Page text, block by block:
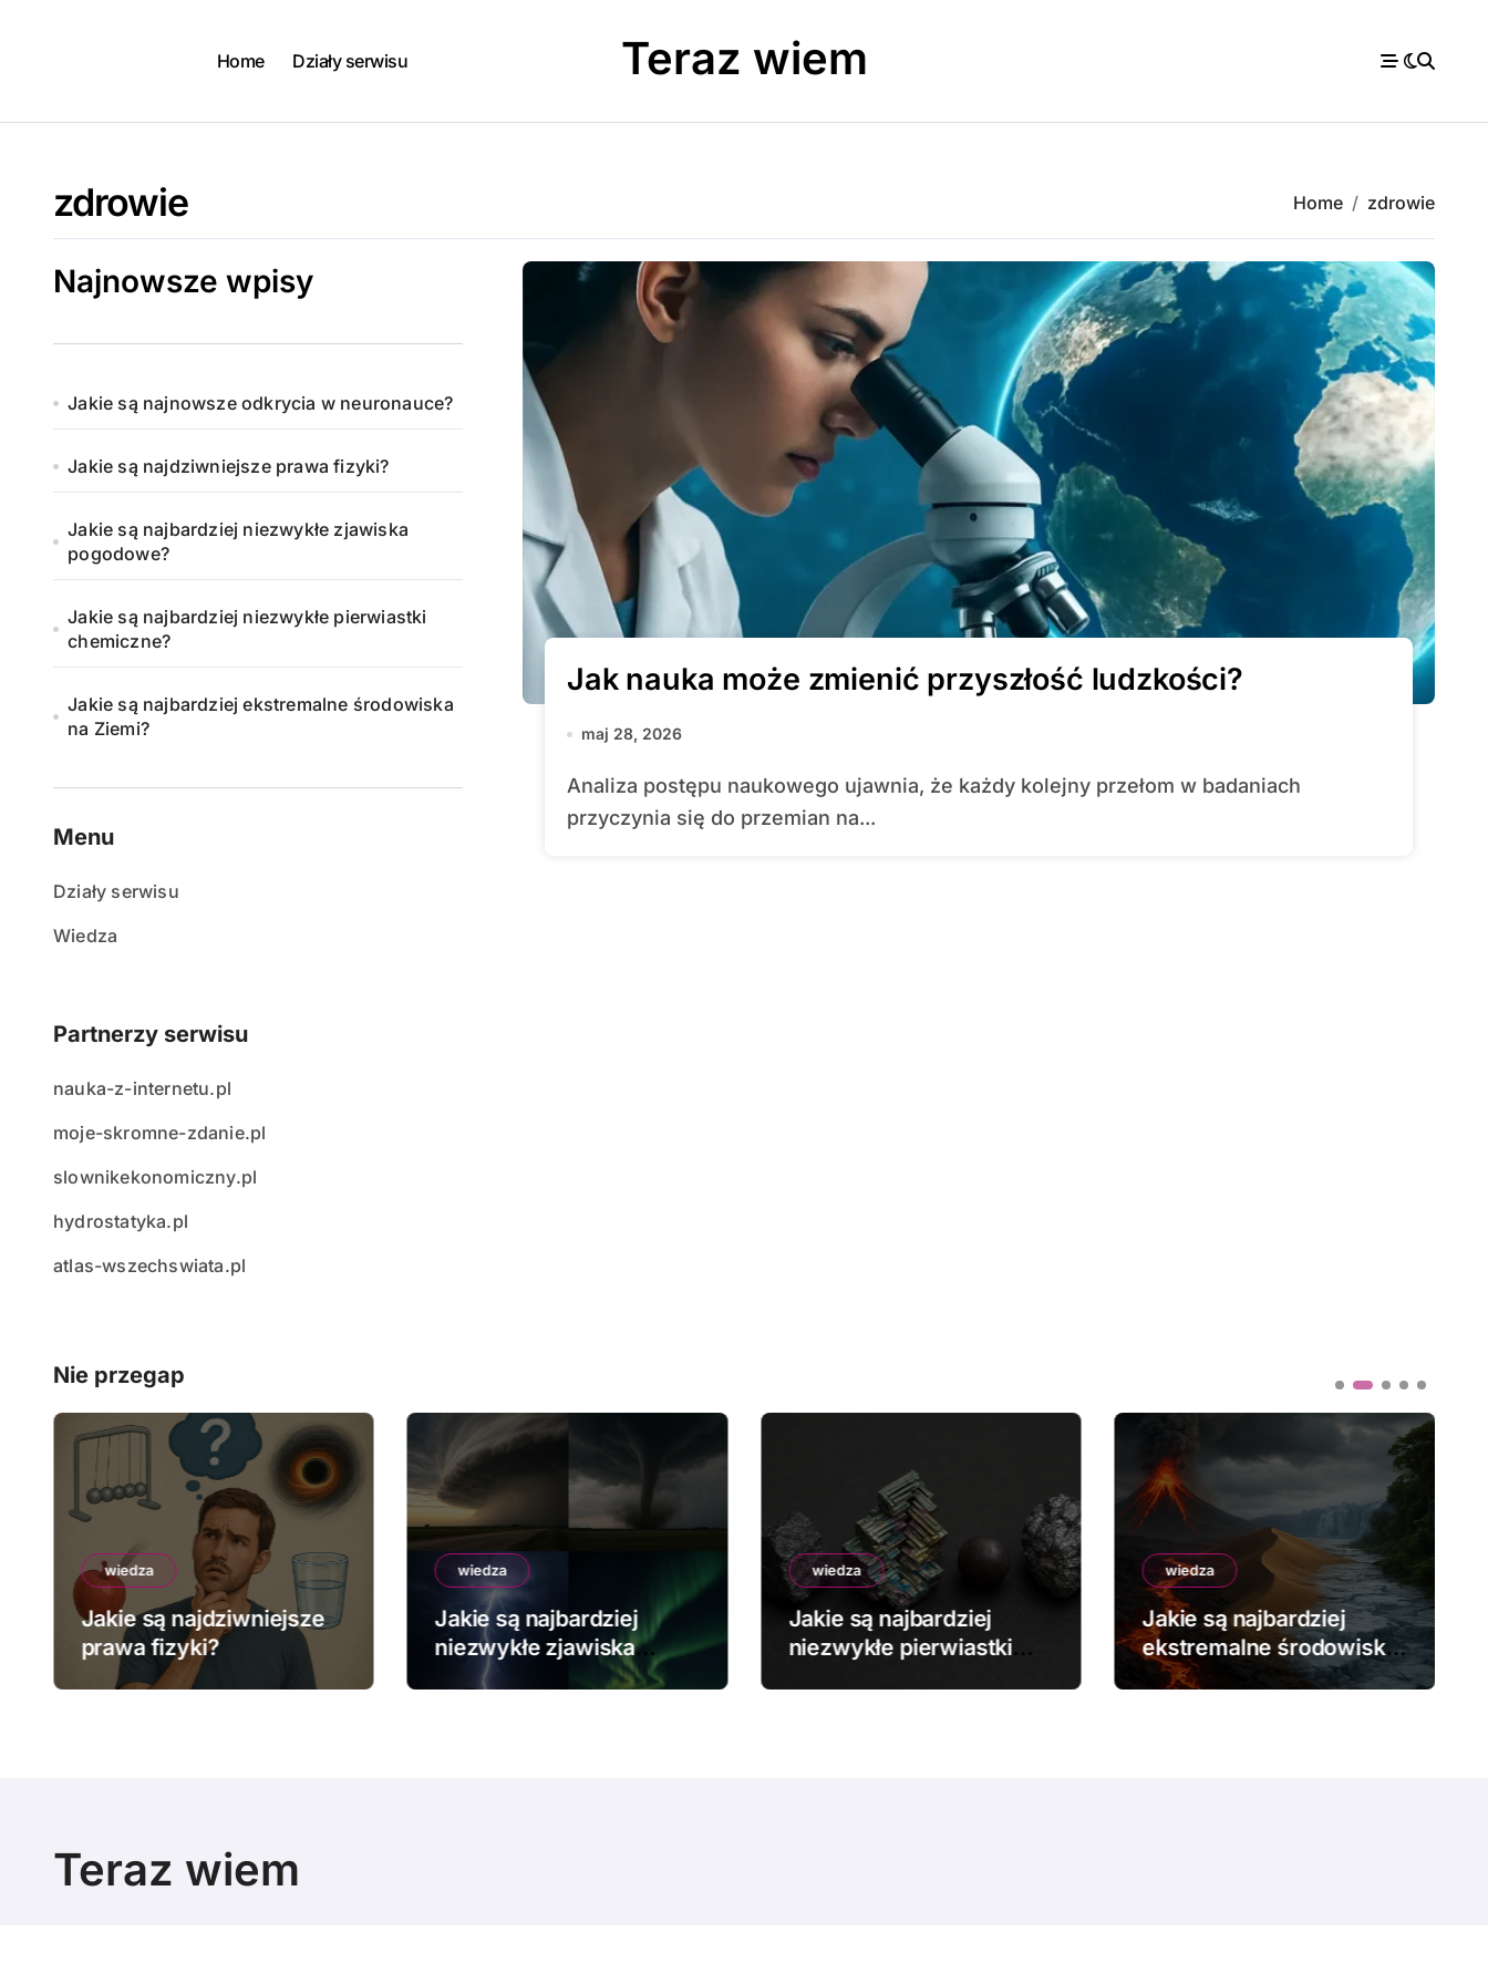
Home Działy serwisu Teraz wiem
zdrowie Home zdrowie
Najnowsze wpisy
Jakie są najnowsze odkrycia w neuronauce?
Jakie są najdziwniejsze prawa fizyki?
Jakie są najbardziej niezwykłe zjawiska
pogodowe?
Jakie są najbardziej niezwykłe pierwiastki
chemiczne?
Jakie są najbardziej ekstremalne środowiska
na Ziemi?
Menu
Działy serwisu
Wiedza
Partnerzy serwisu
nauka-z-internetu.pl
moje-skromne-zdanie.pl
slownikekonomiczny.pl
hydrostatyka.pl
atlas-wszechswiata.pl
Jak nauka może zmienić przyszłość ludzkości?
maj 28, 2026
Analiza postępu naukowego ujawnia, że każdy kolejny przełom w badaniach
przyczynia się do przemian na...
Nie przegap
wiedza
Jakie są najdziwniejsze
prawa fizyki?
wiedza
Jakie są najbardziej
niezwykłe zjawiska
pogodowe?
wiedza
Jakie są najbardziej
niezwykłe pierwiastki
wiedza
Jakie są najbardziej
ekstremalne środowiska
na Ziemi?
Teraz wiem